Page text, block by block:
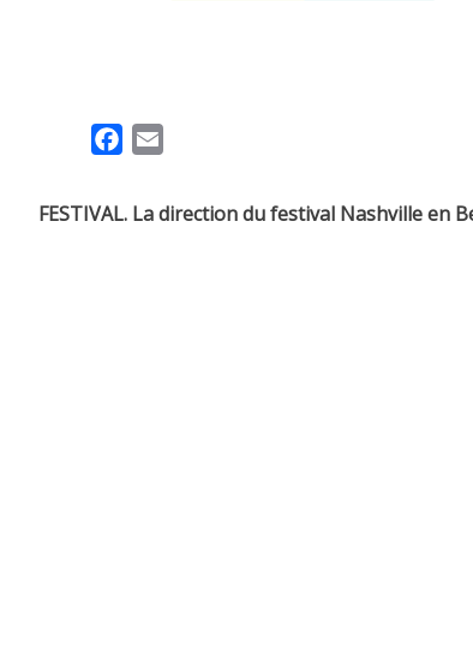
e
i
FESTIVAL. La direction du festival Nashville en